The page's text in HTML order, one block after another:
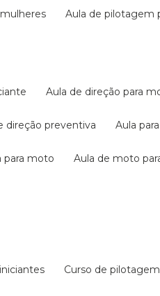
aula de pilotagem
aula de direção para
direção preventiva aula
para moto aula de moto
curso de